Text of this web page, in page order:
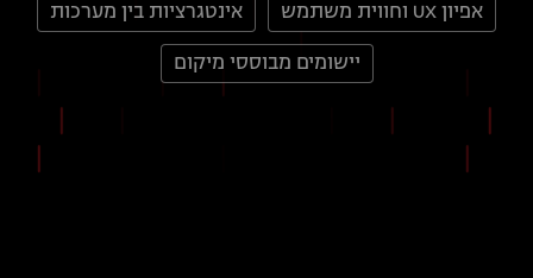
אפיון UX וחווית משתמש אינטגרציות בין מערכות
יישומים מבוססי מיקום